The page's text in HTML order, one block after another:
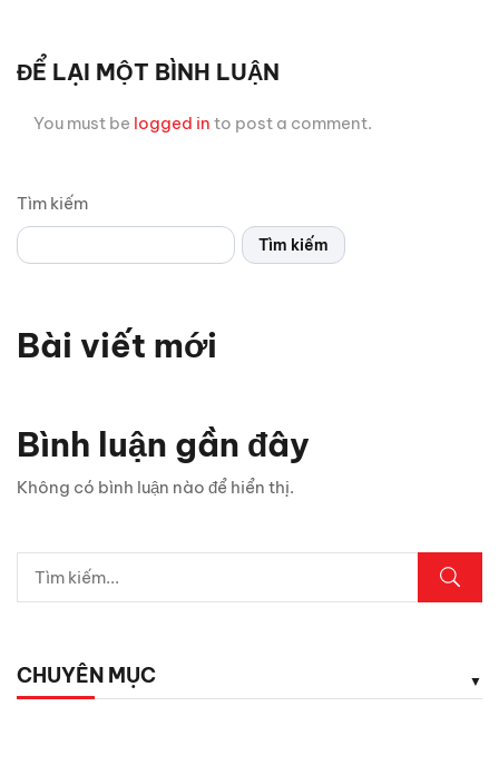
Tìm kiếm
Tìm kiếm
Bài viết mới
Bình luận gần đây
Không có bình luận nào để hiển thị.
CHUYÊN MỤC
ĐỂ LẠI MỘT BÌNH LUẬN
You must be logged in to post a comment.